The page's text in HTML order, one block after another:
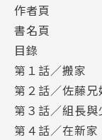
☆榮獲第41回講
★2021年日本累
評連載中
☆日本Amazon
★「日本奧斯卡
播
作者頁
書名頁
目錄
第１話／搬家
第２話／佐藤兄
第３話／組長與
第４話／在新家